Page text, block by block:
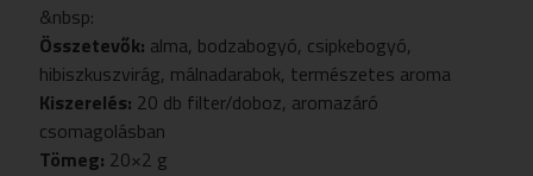
&nbsp:
Összetevők: alma, bodzabogyó, csipkebogyó,
hibiszkuszvirág, málnadarabok, természetes aroma
Kiszerelés: 20 db filter/doboz, aromazáró
csomagolásban
Tömeg: 20×2 g